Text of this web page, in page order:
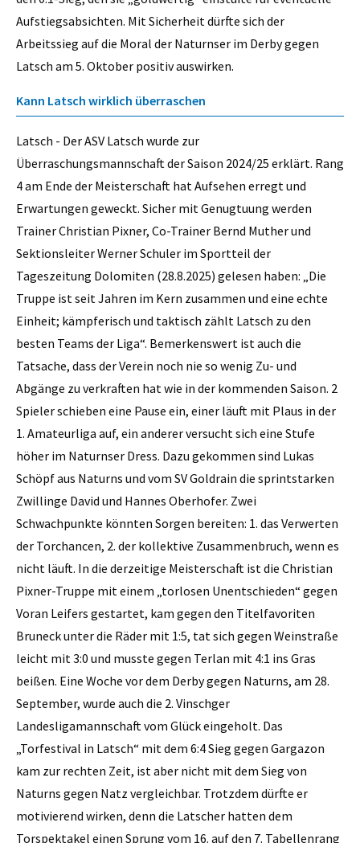
Aufstiegsabsichten. Mit Sicherheit dürfte sich der
Arbeitssieg auf die Moral der Naturnser im Derby gegen
Latsch am 5. Oktober positiv auswirken.
Kann Latsch wirklich überraschen
Latsch - Der ASV Latsch wurde zur
Überraschungsmannschaft der Saison 2024/25 erklärt. Rang
4 am Ende der Meisterschaft hat Aufsehen erregt und
Erwartungen geweckt. Sicher mit Genugtuung werden
Trainer Christian Pixner, Co-Trainer Bernd Muther und
Sektionsleiter Werner Schuler im Sportteil der
Tageszeitung Dolomiten (28.8.2025) gelesen haben: „Die
Truppe ist seit Jahren im Kern zusammen und eine echte
Einheit; kämpferisch und taktisch zählt Latsch zu den
besten Teams der Liga“. Bemerkenswert ist auch die
Tatsache, dass der Verein noch nie so wenig Zu- und
Abgänge zu verkraften hat wie in der kommenden Saison. 2
Spieler schieben eine Pause ein, einer läuft mit Plaus in der
1. Amateurliga auf, ein anderer versucht sich eine Stufe
höher im Naturnser Dress. Dazu gekommen sind Lukas
Schöpf aus Naturns und vom SV Goldrain die sprintstarken
Zwillinge David und Hannes Oberhofer. Zwei
Schwachpunkte könnten Sorgen bereiten: 1. das Verwerten
der Torchancen, 2. der kollektive Zusammenbruch, wenn es
nicht läuft. In die derzeitige Meisterschaft ist die Christian
Pixner-Truppe mit einem „torlosen Unentschieden“ gegen
Voran Leifers gestartet, kam gegen den Titelfavoriten
Bruneck unter die Räder mit 1:5, tat sich gegen Weinstraße
leicht mit 3:0 und musste gegen Terlan mit 4:1 ins Gras
beißen. Eine Woche vor dem Derby gegen Naturns, am 28.
September, wurde auch die 2. Vinschger
Landesligamannschaft vom Glück eingeholt. Das
„Torfestival in Latsch“ mit dem 6:4 Sieg gegen Gargazon
kam zur rechten Zeit, ist aber nicht mit dem Sieg von
Naturns gegen Natz vergleichbar. Trotzdem dürfte er
motivierend wirken, denn die Latscher hatten dem
Torspektakel einen Sprung vom 16. auf den 7. Tabellenrang